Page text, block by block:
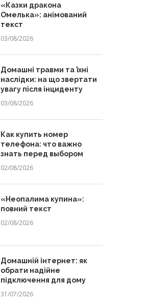
«Казки дракона
Омелька»: анімований
текст
03/08/2026
Домашні травми та їхні
наслідки: на що звертати
увагу після інциденту
03/08/2026
Как купить номер
телефона: что важно
знать перед выбором
02/08/2026
«Неопалима купина»:
повний текст
02/08/2026
Домашній інтернет: як
обрати надійне
підключення для дому
31/07/2026